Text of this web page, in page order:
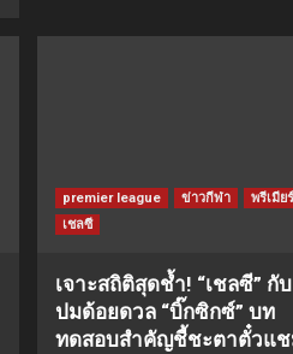
premier league ข่าวกีฬา
พรีเมีย
เชลซี
เจาะสถิติสุดช้ำ! “เชลซี” กับ
ปมด้อยดวล “บิ๊กซิกซ์” บท
ทดสอบสำคัญชี้ชะตาตั๋วแช